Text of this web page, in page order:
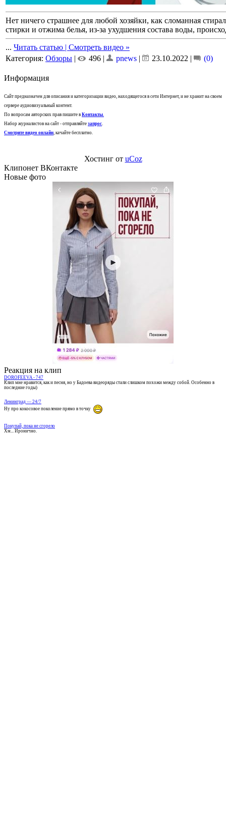
Нет ничего страшнее для любой хозяйки, как сломанная
стирки и отжима белья, из-за ухудшения состава воды,
... Читать статью | Смотреть видео »
Категория: Обзоры | 496 | pnews | 23.10.2022 | (0)
Информация
Сайт предназначен для описания и категоризации видео, находящегося в сети Интернет, и не хранит на своем
сервере аудиовизуальный контент.
По вопросам авторских прав пишите в Контакты.
Набор журналистов на сайт - отправляйте запрос.
Смотрите видео онлайн, качайте бесплатно.
Хостинг от uCoz
Клипонет ВКонтакте
Новые фото
Реакция на клип
DOROFEEVA - 747
Клип мне нравится, как и песня, но у Бадоева видеоряды стали слишком похожи между собой. Особенно в
последние годы)
Ленинград — 24/7
Ну про кокосовое поколение прямо в точку
Покупай, пока не сгорело
Хм... Иронично.